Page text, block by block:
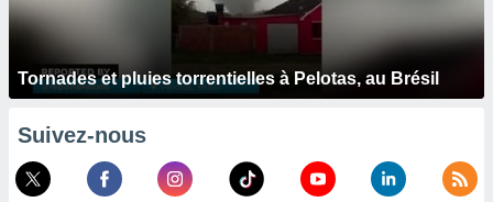
Tornades et pluies torrentielles à Pelotas, au Brésil
Suivez-nous